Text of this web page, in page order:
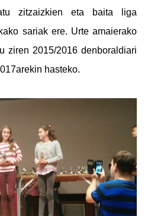
zitzaizkien eta baita liga
sariak ere. Urte amaierako
ziren 2015/2016 denboraldiari
hasteko.